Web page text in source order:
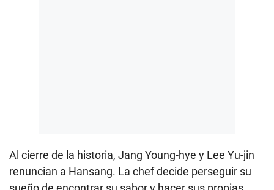
Al cierre de la historia, Jang Young-hye y Lee Yu-jin
renuncian a Hansang. La chef decide perseguir su